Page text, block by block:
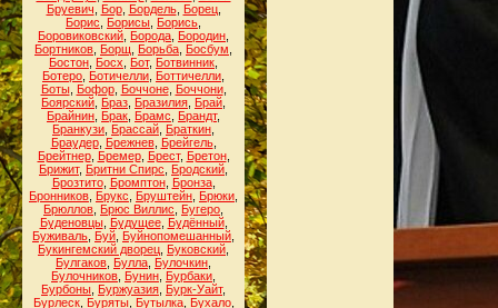
Бруевич
Бор, Бордель, Борец,
Борис
Борисы Борись
Боровиковский Борода Бородин
Бортников Борщ Борьба Босбум
Бостон Босх Бот, Ботвинник
Ботеро Ботичелли Боттичелли
Боты, Бофор, Боччоне, Боччони,
Боярский Браз Бразилия Брай
Брайнин Брак Брамс Брандт,
Бранкузи Брассай Браткин
Браудер, Брежнев, Брейгель,
Брейтнер, Бремер, Брест, Бретон,
Брижит, Бритни Спирс Бродский
Брозтито, Бромптон, Бронза,
Бронников Брукс Бруштейн Брюки
Брюллов Брюс Виллис Бугеро
Буденовцы, Будущее, Будённый,
Буживаль Буй Буйнопомешанный
Букингемский дворец Буковский
Булгаков Булла Булочкин
Булочников Бунин Бурбаки
Бурбоны Буржуазия Бурк-Уайт,
Бурлеск, Буряты, Бутылка, Бухало,